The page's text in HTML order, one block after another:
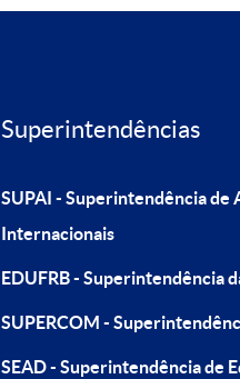
Superintendências
SUPAI - Superintendência de
Internacionais
EDUFRB - Superintendência
SUPERCOM -
SEAD - Superintendência de